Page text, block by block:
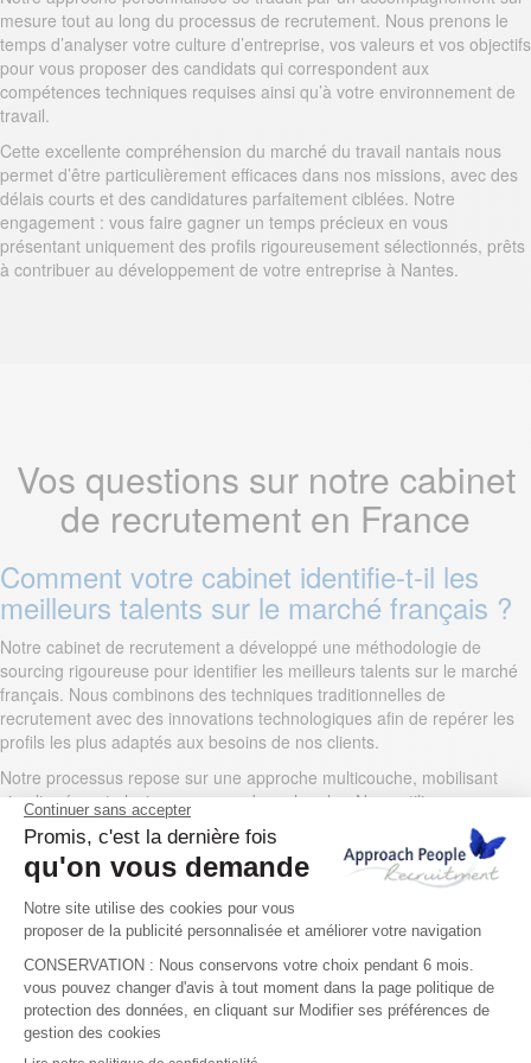
mesure tout au long du processus de recrutement. Nous prenons le
temps d’analyser votre culture d’entreprise, vos valeurs et vos objectifs
pour vous proposer des candidats qui correspondent aux
compétences techniques requises ainsi qu’à votre environnement de
travail.
Cette excellente compréhension du marché du travail nantais nous
permet d’être particulièrement efficaces dans nos missions, avec des
délais courts et des candidatures parfaitement ciblées. Notre
engagement : vous faire gagner un temps précieux en vous
présentant uniquement des profils rigoureusement sélectionnés, prêts
à contribuer au développement de votre entreprise à Nantes.
Vos questions sur notre cabinet
de recrutement en France
Comment votre cabinet identifie-t-il les
meilleurs talents sur le marché français ?
Notre cabinet de recrutement a développé une méthodologie de
sourcing rigoureuse pour identifier les meilleurs talents sur le marché
français. Nous combinons des techniques traditionnelles de
recrutement avec des innovations technologiques afin de repérer les
profils les plus adaptés aux besoins de nos clients.
Notre processus repose sur une approche multicouche, mobilisant
simultanément plusieurs canaux de recherche. Nous utilisons
notamment notre base de données propriétaire, enrichie depuis plus
de 20 ans, qui contient des milliers de profils qualifiés et régulièrement
mis à jour.
Cette ressource interne nous permet de répondre rapidement aux
demandes urgentes et d’identifier des candidats pertinents dans des
délais optimisés.
Utilisez-vous l’approche directe et la
chasse de têtes ?